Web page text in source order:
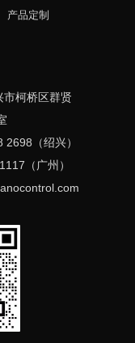
市柯桥区群贤
（绍兴）
（广州）
.com
产品定制